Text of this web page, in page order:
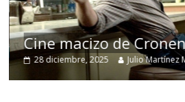
Cine macizo de
28 diciembre, 2025 Julio Martínez